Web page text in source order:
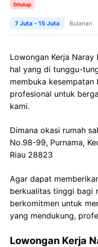
Ditutup
7 Juta - 15 Juta Bulanan
Lowongan Kerja
hal yang di tunggu-
membuka
profesional untuk
kami.
Dimana okasi rumah
No.98-99, Purnama,
Riau 28823
Agar dapat
berkualitas tinggi bagi
berkomitmen untuk
yang mendukung,
Lowongan Kerja